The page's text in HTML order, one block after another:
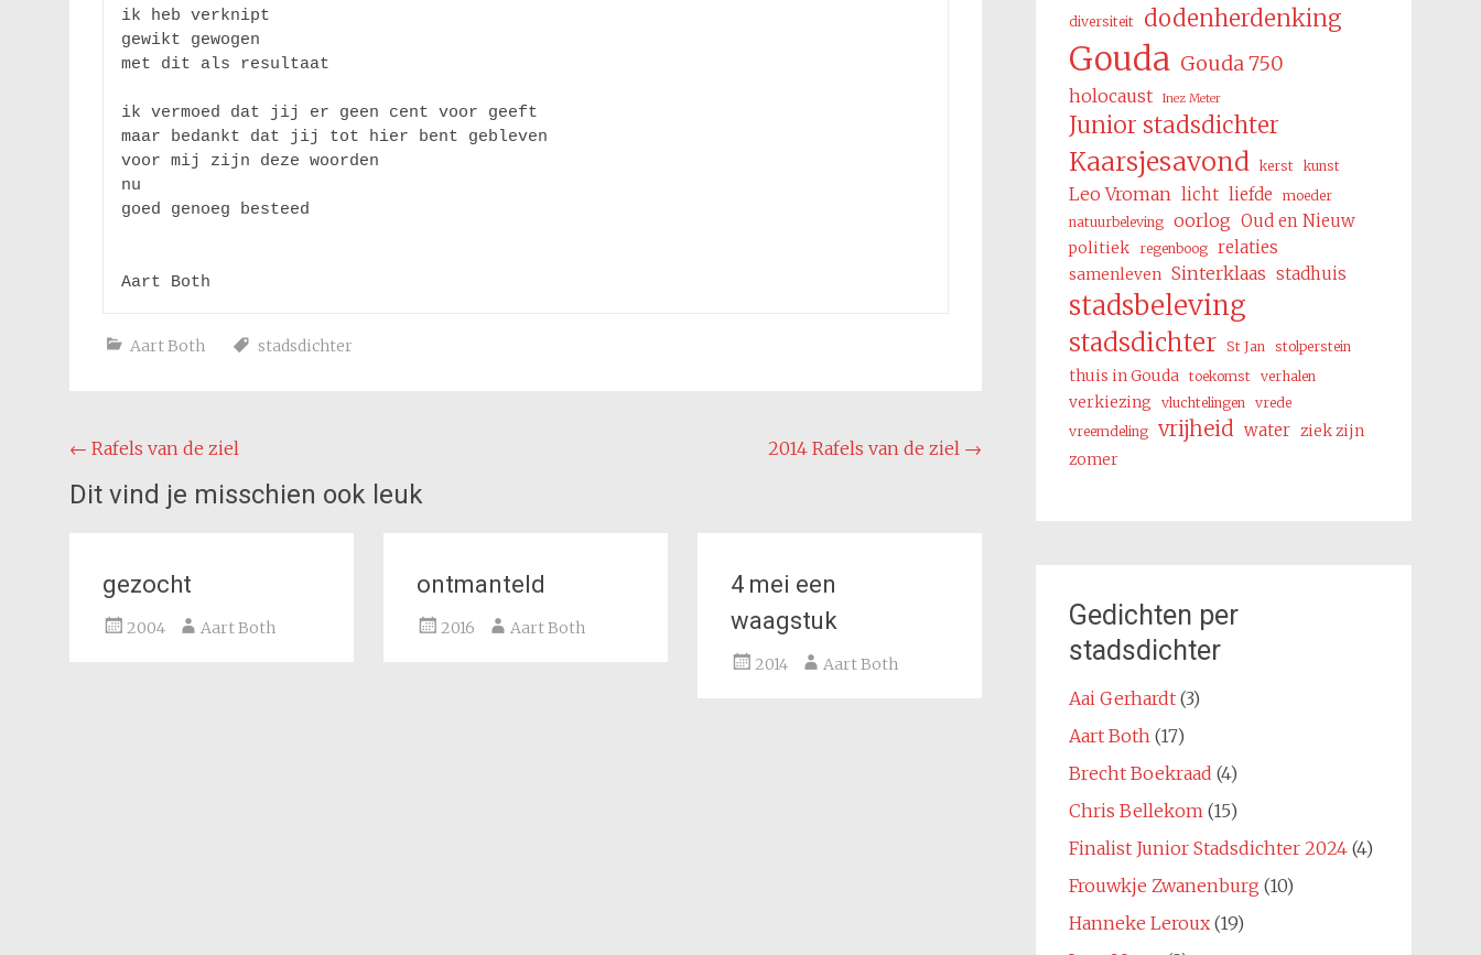
ik heb verknipt
gewikt gewogen
met dit als resultaat
ik vermoed dat jij er geen cent voor geeft
maar bedankt dat jij tot hier bent gebleven
voor mij zijn deze woorden
nu
goed genoeg besteed
Aart Both
Aart Both stadsdichter
Bericht
navigatie
← Rafels van de ziel 2014 Rafels van de ziel →
Dit vind je misschien ook leuk
gezocht
2004 Aart Both
ontmanteld
2016 Aart Both
4 mei een
waagstuk
2014 Aart Both
diversiteit
dodenherdenking
Gouda Gouda 750
holocaust Inez Meter
Junior stadsdichter
Kaarsjesavond kerst kunst
Leo Vroman licht liefde
moeder
natuurbeleving
oorlog Oud en Nieuw
politiek regenboog relaties
samenleven Sinterklaas stadhuis
stadsbeleving
stadsdichter St Jan stolperstein
thuis in Gouda toekomst verhalen
verkiezing vluchtelingen
vrede
vreemdeling
vrijheid water ziek zijn
zomer
Gedichten per
stadsdichter
Aai Gerhardt(3)
Aart Both(17)
Brecht Boekraad (4)
Chris Bellekom(15)
Finalist Junior Stadsdichter 2024(4)
Frouwkje Zwanenburg (10)
Hanneke Leroux(19)